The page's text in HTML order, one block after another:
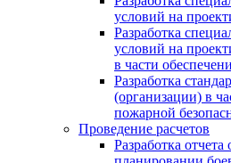
условий на
Разработка
условий на
в части
Разработка
(организации) в
пожарной
Проведение расчетов
Разработка